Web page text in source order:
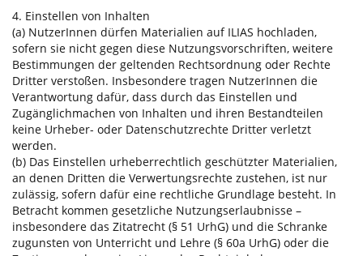
4. Einstellen von Inhalten
(a) NutzerInnen dürfen Materialien auf ILIAS hochladen,
sofern sie nicht gegen diese Nutzungsvorschriften, weitere
Bestimmungen der geltenden Rechtsordnung oder Rechte
Dritter verstoßen. Insbesondere tragen NutzerInnen die
Verantwortung dafür, dass durch das Einstellen und
Zugänglichmachen von Inhalten und ihren Bestandteilen
keine Urheber- oder Datenschutzrechte Dritter verletzt
werden.
(b) Das Einstellen urheberrechtlich geschützter Materialien,
an denen Dritten die Verwertungsrechte zustehen, ist nur
zulässig, sofern dafür eine rechtliche Grundlage besteht. In
Betracht kommen gesetzliche Nutzungserlaubnisse –
insbesondere das Zitatrecht (§ 51 UrhG) und die Schranke
zugunsten von Unterricht und Lehre (§ 60a UrhG) oder die